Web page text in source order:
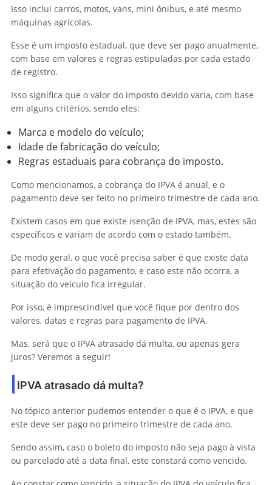
Isso inclui carros, motos, vans, mini ônibus, e até mesmo
máquinas agrícolas.
Esse é um imposto estadual, que deve ser pago anualmente,
com base em valores e regras estipuladas por cada estado
de registro.
Isso significa que o valor do imposto devido varia, com base
em alguns critérios, sendo eles:
Marca e modelo do veículo;
Idade de fabricação do veículo;
Regras estaduais para cobrança do imposto.
Como mencionamos, a cobrança do IPVA é anual, e o
pagamento deve ser feito no primeiro trimestre de cada ano.
Existem casos em que existe isenção de IPVA, mas, estes são
específicos e variam de acordo com o estado também.
De modo geral, o que você precisa saber é que existe data
para efetivação do pagamento, e caso este não ocorra, a
situação do veículo fica irregular.
Por isso, é imprescindível que você fique por dentro dos
valores, datas e regras para pagamento de IPVA.
Mas, será que o IPVA atrasado dá multa, ou apenas gera
juros? Veremos a seguir!
IPVA atrasado dá multa?
No tópico anterior pudemos entender o que é o IPVA, e que
este deve ser pago no primeiro trimestre de cada ano.
Sendo assim, caso o boleto do imposto não seja pago à vista
ou parcelado até a data final, este constará como vencido.